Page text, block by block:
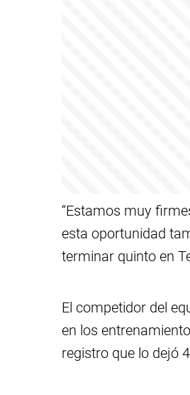
“Estamos muy
esta oportunidad
terminar quinto en
El competidor del
en los
registro que lo dejó